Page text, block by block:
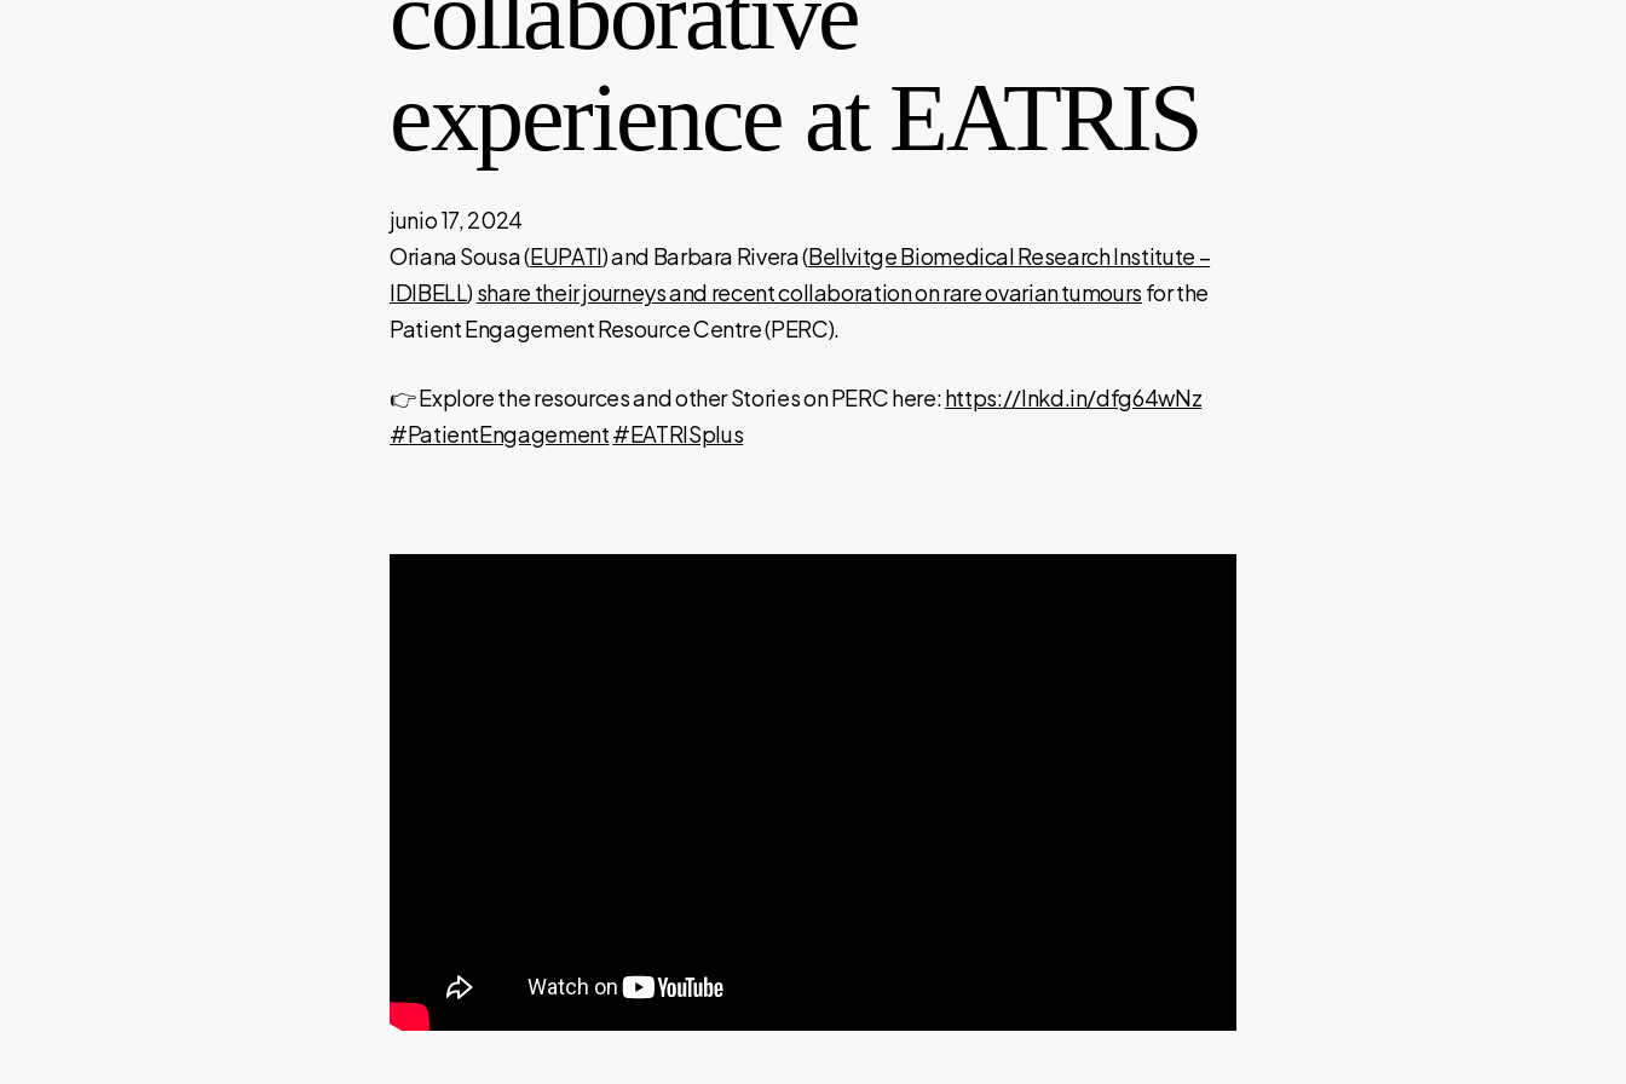
experience at EATRIS
junio 17, 2024
Oriana Sousa (EUPATI) and Barbara Rivera (Bellvitge Biomedical Research Institute –
IDIBELL) share their journeys and recent collaboration on rare ovarian tumours for the
Patient Engagement Resource Centre (PERC).
👉 Explore the resources and other Stories on PERC here:https://lnkd.in/dfg64wNz
#PatientEngagement#EATRISplus